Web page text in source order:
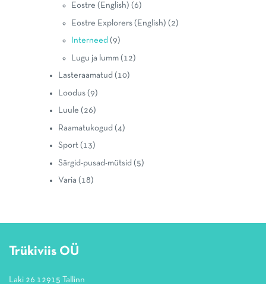
Eostre (English) (6)
Eostre Explorers (English) (2)
Interneed (9)
Lugu ja lumm (12)
Lasteraamatud (10)
Loodus (9)
Luule (26)
Raamatukogud (4)
Sport (13)
Särgid-pusad-mütsid (5)
Varia (18)
Trükiviis OÜ
Laki 26 12915 Tallinn